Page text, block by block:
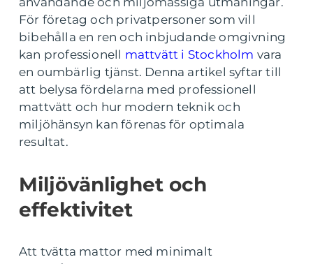
För företag och privatpersoner som vill
bibehålla en ren och inbjudande omgivning
kan professionell mattvätt i Stockholm vara
en oumbärlig tjänst. Denna artikel syftar till
att belysa fördelarna med professionell
mattvätt och hur modern teknik och
miljöhänsyn kan förenas för optimala
resultat.
Miljövänlighet och
effektivitet
Att tvätta mattor med minimalt